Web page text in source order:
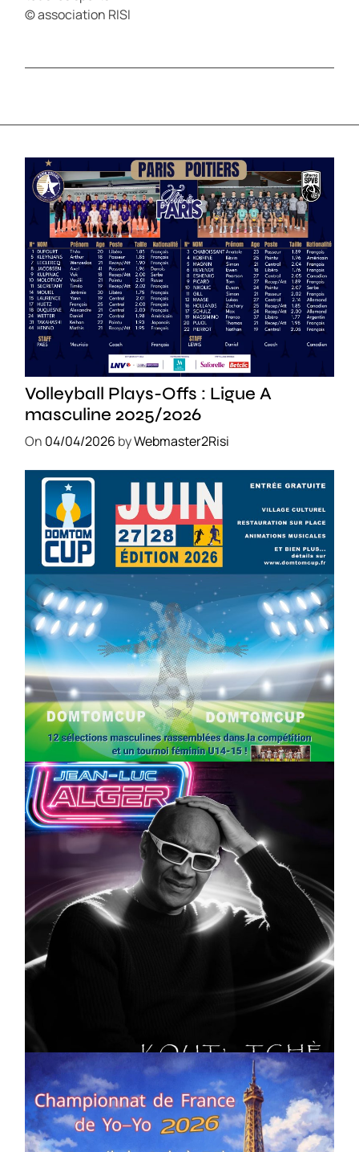
© association RISI
Volleyball Plays-Offs : Ligue A
masculine 2025/2026
On 04/04/2026 byWebmaster2Risi
SPORT COMPÉTITIONS FOOTBALL JEUNESSE & SPORTS
Foot : la DTC 2026 approche
On03/04/2026byWebmaster2Risi
CULTURE
Artiste W2R : Jean Luc ALGER
On